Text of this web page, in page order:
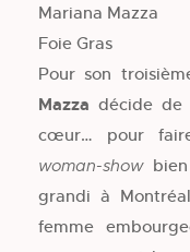
Mariana Mazza
Foie Gras
Pour son
Mazza décide de
cœur… pour
woman-showbien
grandi à
femme